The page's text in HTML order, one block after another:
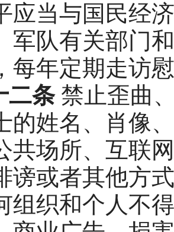
应当与国民经
军队有关部门
每年定期走访
二条 禁止歪曲
的姓名、肖像
共场所、互联
谤或者其他方
组织和个人不